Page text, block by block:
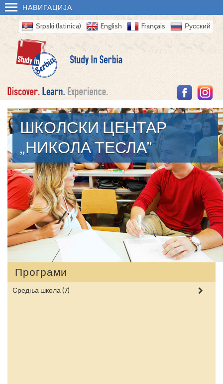
НАВИГАЦИЈА
Srpski (latinica) English Français Русский
ШКОЛСКИ ЦЕНТАР
„НИКОЛА ТЕСЛА”
Програми
Средња школа(7)